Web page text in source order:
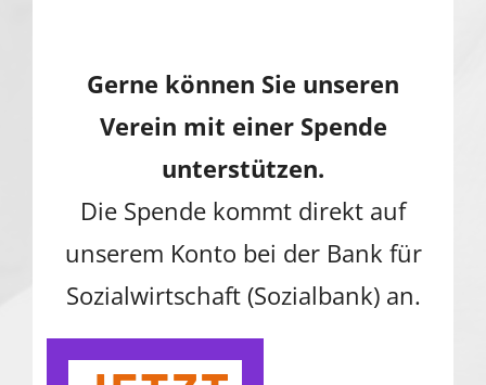
Gerne können Sie unseren
Verein mit einer Spende
unterstützen.
Die Spende kommt direkt auf
unserem Konto bei der Bank für
Sozialwirtschaft (Sozialbank) an.